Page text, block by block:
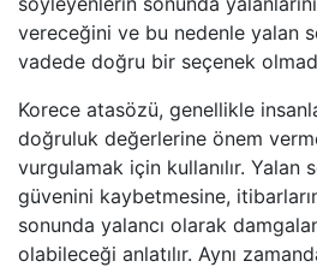
vereceğini ve bu nedenle yalan
vadede doğru bir seçenek
Korece atasözü, genellikle
doğruluk değerlerine önem
vurgulamak için kullanılır. Yalan
güvenini kaybetmesine,
sonunda yalancı olarak
olabileceği anlatılır. Aynı